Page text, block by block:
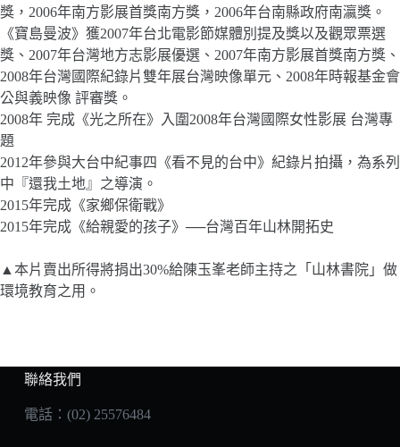
獎，2006年南方影展首獎南方獎，2006年台南縣政府南瀛獎。
《寶島曼波》獲2007年台北電影節媒體別提及獎以及觀眾票選
獎、2007年台灣地方志影展優選、2007年南方影展首獎南方獎、
2008年台灣國際紀錄片雙年展台灣映像單元、2008年時報基金會
公與義映像 評審獎。
2008年 完成《光之所在》入圍2008年台灣國際女性影展 台灣專
題
2012年參與大台中紀事四《看不見的台中》紀錄片拍攝，為系列
中『還我土地』之導演。
2015年完成《家鄉保衛戰》
2015年完成《給親愛的孩子》──台灣百年山林開拓史
▲本片賣出所得將捐出30%給陳玉峯老師主持之「山林書院」做
環境教育之用。
聯絡我們
電話：(02) 25576484